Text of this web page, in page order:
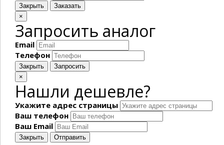
Закрыть
Заказать
×
Запросить аналог
Email
Телефон
Закрыть
Запросить
×
Нашли дешевле?
Укажите адрес страницы
Ваш телефон
Ваш Email
Закрыть Отправить